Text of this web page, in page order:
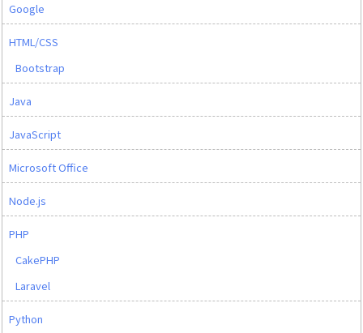
Google
HTML/CSS
Bootstrap
Java
JavaScript
Microsoft Office
Node.js
PHP
CakePHP
Laravel
Python